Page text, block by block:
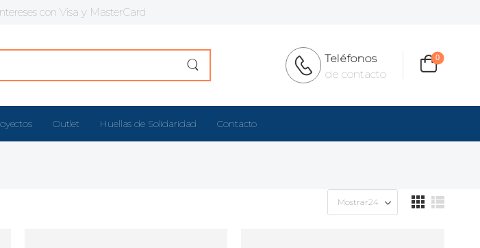
con Visa y MasterCard
Teléfonos
de contacto
0
Outlet Huellas de Solidaridad Contacto